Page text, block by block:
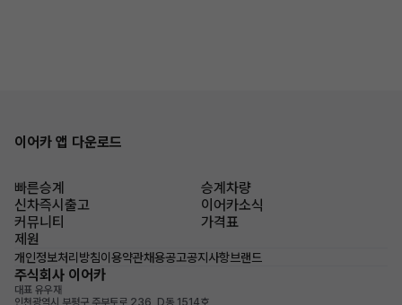
이어카 앱 다운로드
빠른승계
승계차량
신차즉시출고
이어카소식
커뮤니티
가격표
제원
개인정보처리방침이용약관채용공고공지사항브랜드
주식회사 이어카
대표 유우재
인천광역시 부평구 주부토로 236, D동 1514호